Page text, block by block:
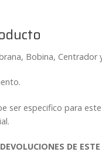
Bobina, Centrador
ser especifico para
DE